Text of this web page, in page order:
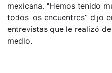
mexicana. “Hemos tenido
todos los encuentros” dijo
entrevistas que le realizó
medio.